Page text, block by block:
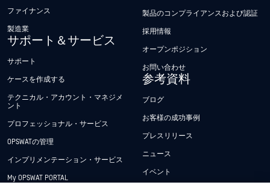
ファイナンス
製造業
サポート＆サービス
サポート
ケースを作成する
テクニカル・アカウント・マネジメ
ント
プロフェッショナル・サービス
OPSWATの管理
インプリメンテーション・サービス
My OPSWAT PORTAL
製品のコンプライアンスおよび認証
採用情報
オープンポジション
お問い合わせ
参考資料
ブログ
お客様の成功事例
プレスリリース
ニュース
イベント